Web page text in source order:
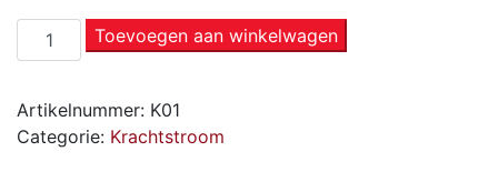
Toevoegen aan winkelwagen
Artikelnummer: K01
Categorie: Krachtstroom